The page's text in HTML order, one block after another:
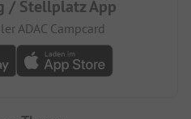
/ Stellplatz App
ADAC Campcard